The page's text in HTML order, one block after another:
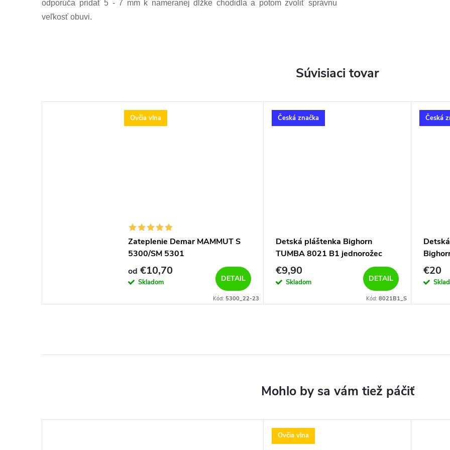
odporúča pridať 5 - 7 mm k nameranej dĺžke chodidla a potom zvoliť správnu
veľkosť obuvi.
Súvisiaci tovar
Ovčia vlna
Zateplenie Demar MAMMUT S
5300/SM 5301
od €10,70
Skladom DETAIL
Kód: 5300_22-23
Česká značka
Detská pláštenka Bighorn
TUMBA 8021 B1 jednorožec
€9,90
Skladom DETAIL
Kód: 8021B1_S
Česká
€20
Ovčia vlna